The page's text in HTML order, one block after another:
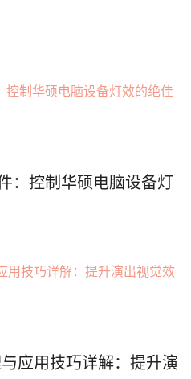
：控制华硕电脑设备灯
应用技巧详解：提升演